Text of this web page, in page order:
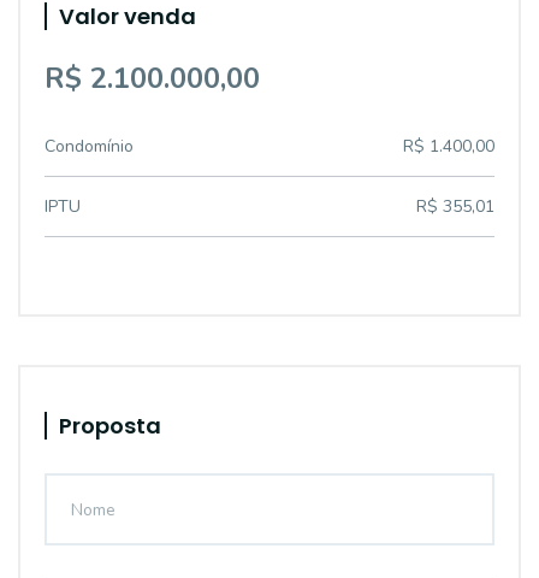
Valor venda
R$ 2.100.000,00
Condomínio R$ 1.400,00
IPTU R$ 355,01
Proposta